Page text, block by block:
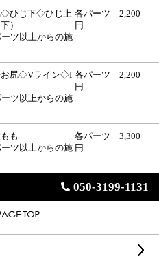
ひじ下◇ひじ上
）
ツ以上からの施
各パーツ 2,200
円
尻◇Vライン◇I
ツ以上からの施
各パーツ 2,200
円
も
ツ以上からの施
各パーツ 3,300
円
050-3199-1131